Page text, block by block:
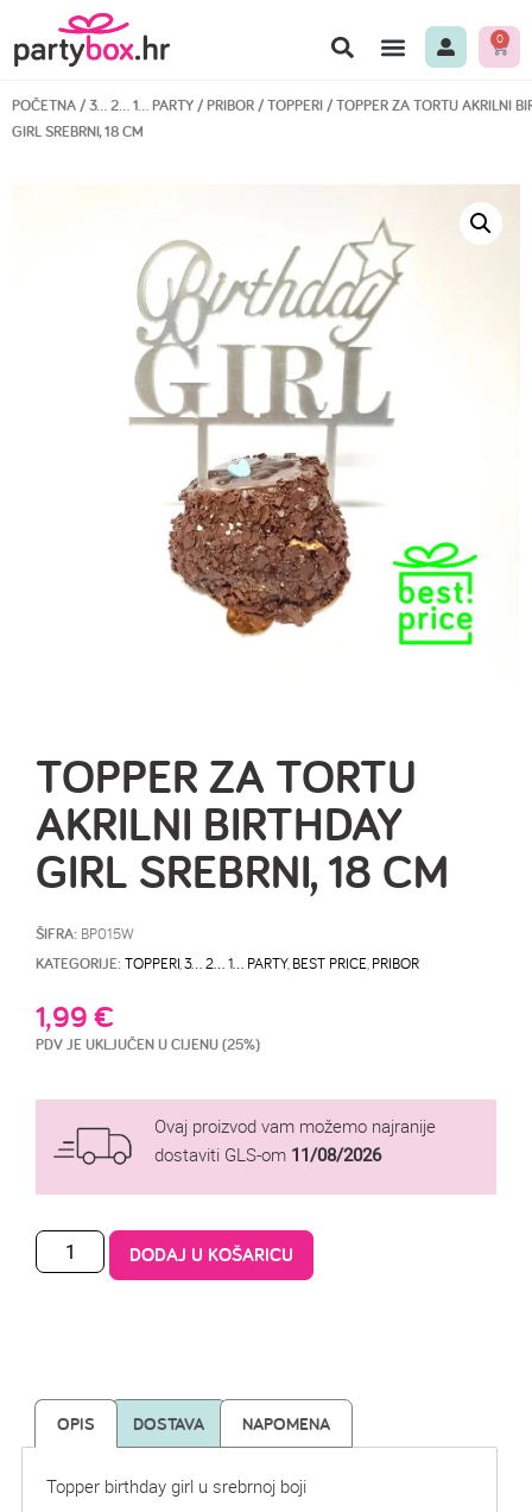
0
POČETNA/3… 2… 1… PARTY/PRIBOR/TOPPERI/ TOPPER ZA TORTU AKRILNI
GIRL SREBRNI, 18 CM
TOPPER ZA TORTU
AKRILNI BIRTHDAY
GIRL SREBRNI, 18 CM
ŠIFRA: BP015W
KATEGORIJE: TOPPERI 3… 2… 1… PARTY, BEST PRICE PRIBOR
1,99€
PDV JE UKLJUČEN U CIJENU (25%)
Ovaj proizvod vam možemo najranije
dostaviti GLS-om 11/08/2026
DODAJ U KOŠARICU
OPIS DOSTAVA NAPOMENA
Topper birthday girl u srebrnoj boji